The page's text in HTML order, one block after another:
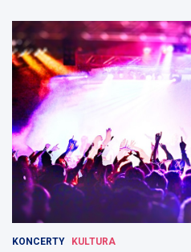
a
w
i
u
KONCERTY KULTURA